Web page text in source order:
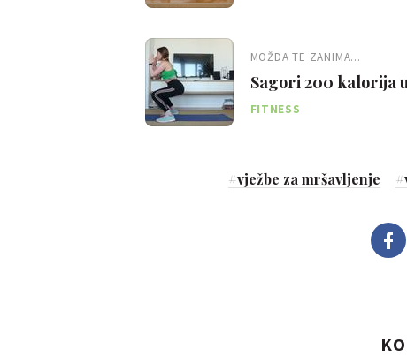
MOŽDA TE ZANIMA...
Sagori 200 kalorija
FITNESS
#vježbe za mršavljenje #